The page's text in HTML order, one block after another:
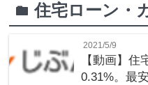
folder住宅ローン・
2021/5/9
【動画】
0.31%。最